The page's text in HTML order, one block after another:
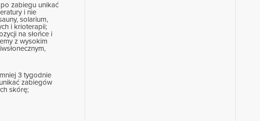
zabiegu unikać
i nie
solarium,
i krioterapii;
na słońce i
z wysokim
3 tygodnie
zabiegów
skórę;